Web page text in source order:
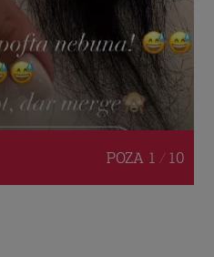
POZA 1 / 10